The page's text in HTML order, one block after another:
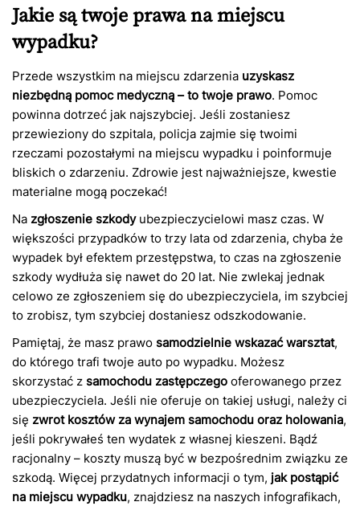
Jakie są twoje prawa na miejscu
wypadku?
Przede wszystkim na miejscu zdarzenia uzyskasz
niezbędną pomoc medyczną – to twoje prawo. Pomoc
powinna dotrzeć jak najszybciej. Jeśli zostaniesz
przewieziony do szpitala, policja zajmie się twoimi
rzeczami pozostałymi na miejscu wypadku i poinformuje
bliskich o zdarzeniu. Zdrowie jest najważniejsze, kwestie
materialne mogą poczekać!
Na zgłoszenie szkodyubezpieczycielowi masz czas. W
większości przypadków to trzy lata od zdarzenia, chyba że
wypadek był efektem przestępstwa, to czas na zgłoszenie
szkody wydłuża się nawet do 20 lat. Nie zwlekaj jednak
celowo ze zgłoszeniem się do ubezpieczyciela, im szybciej
to zrobisz, tym szybciej dostaniesz odszkodowanie.
Pamiętaj, że masz prawo samodzielnie wskazać warsztat,
do którego trafi twoje auto po wypadku. Możesz
skorzystać z samochodu zastępczego oferowanego przez
ubezpieczyciela. Jeśli nie oferuje on takiej usługi, należy ci
się zwrot kosztów za wynajem samochodu oraz holowania,
jeśli pokrywałeś ten wydatek z własnej kieszeni. Bądź
racjonalny – koszty muszą być w bezpośrednim związku ze
szkodą. Więcej przydatnych informacji o tym, jak postąpić
na miejscu wypadku, znajdziesz na naszych infografikach,